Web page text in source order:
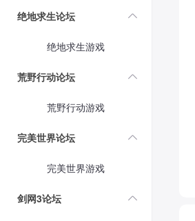
绝地求生论坛
绝地求生游戏
荒野行动论坛
荒野行动游戏
完美世界论坛
完美世界游戏
剑网3论坛